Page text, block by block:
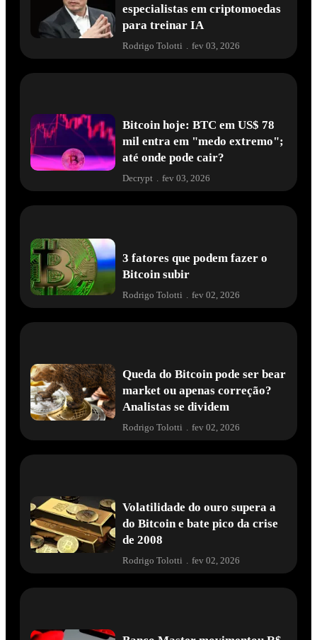
especialistas em criptomoedas
para treinar IA
Rodrigo Tolotti fev 03, 2026
Bitcoin hoje: BTC em US$ 78
mil entra em "medo extremo";
até onde pode cair?
Decrypt . fev 03, 2026
3 fatores que podem fazer o
Bitcoin subir
Rodrigo Tolotti fev 02, 2026
Queda do Bitcoin pode ser bear
market ou apenas correção?
Analistas se dividem
Rodrigo Tolotti . fev 02, 2026
Volatilidade do ouro supera a
do Bitcoin e bate pico da crise
de 2008
Rodrigo Tolotti . fev 02, 2026